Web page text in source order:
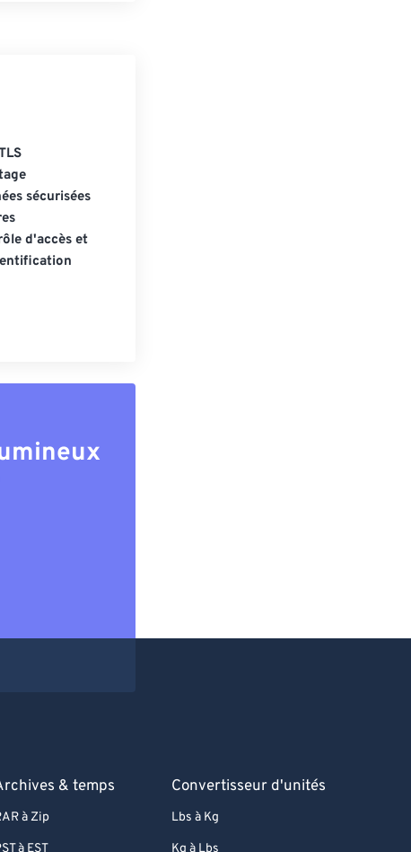
sécurisées
d'accès et
& temps
à Zip
à EST
Convertisseur d'unités
Lbs à Kg
Kg à Lbs